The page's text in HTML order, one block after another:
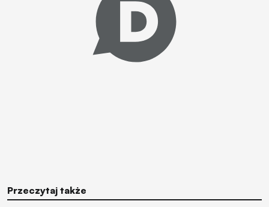
Przeczytaj także